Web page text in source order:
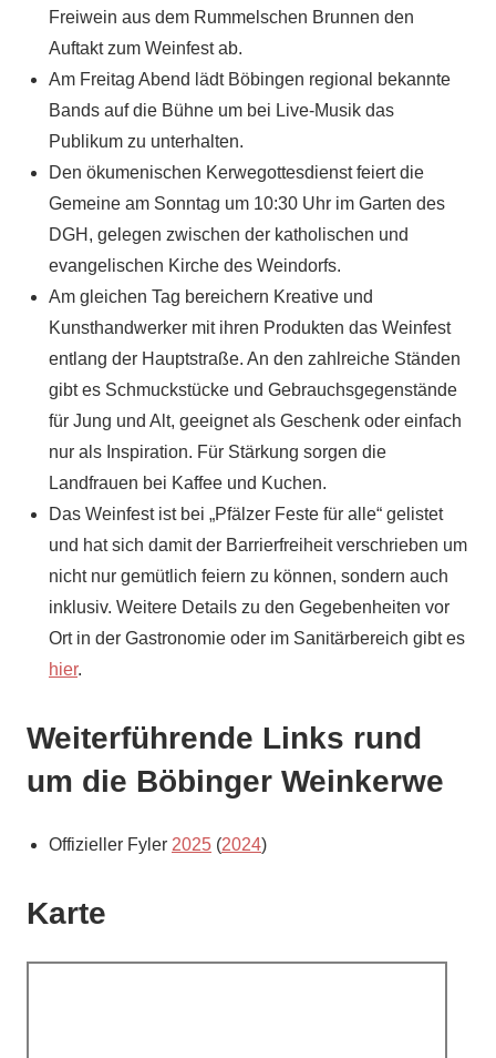
Freiwein aus dem Rummelschen Brunnen den
Auftakt zum Weinfest ab.
Am Freitag Abend lädt Böbingen regional bekannte
Bands auf die Bühne um bei Live-Musik das
Publikum zu unterhalten.
Den ökumenischen Kerwegottesdienst feiert die
Gemeine am Sonntag um 10:30 Uhr im Garten des
DGH, gelegen zwischen der katholischen und
evangelischen Kirche des Weindorfs.
Am gleichen Tag bereichern Kreative und
Kunsthandwerker mit ihren Produkten das Weinfest
entlang der Hauptstraße. An den zahlreiche Ständen
gibt es Schmuckstücke und Gebrauchsgegenstände
für Jung und Alt, geeignet als Geschenk oder einfach
nur als Inspiration. Für Stärkung sorgen die
Landfrauen bei Kaffee und Kuchen.
Das Weinfest ist bei „Pfälzer Feste für alle“ gelistet
und hat sich damit der Barrierfreiheit verschrieben um
nicht nur gemütlich feiern zu können, sondern auch
inklusiv. Weitere Details zu den Gegebenheiten vor
Ort in der Gastronomie oder im Sanitärbereich gibt es
hier.
Weiterführende Links rund
um die Böbinger Weinkerwe
Offizieller Fyler 2025 (2024)
Karte